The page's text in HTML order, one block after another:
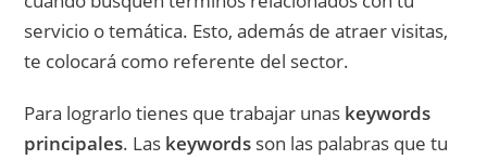
servicio o temática. Esto, además de atraer visitas,
te colocará como referente del sector.
Para lograrlo tienes que trabajar unas keywords
principales. Las keywords son las palabras que tu